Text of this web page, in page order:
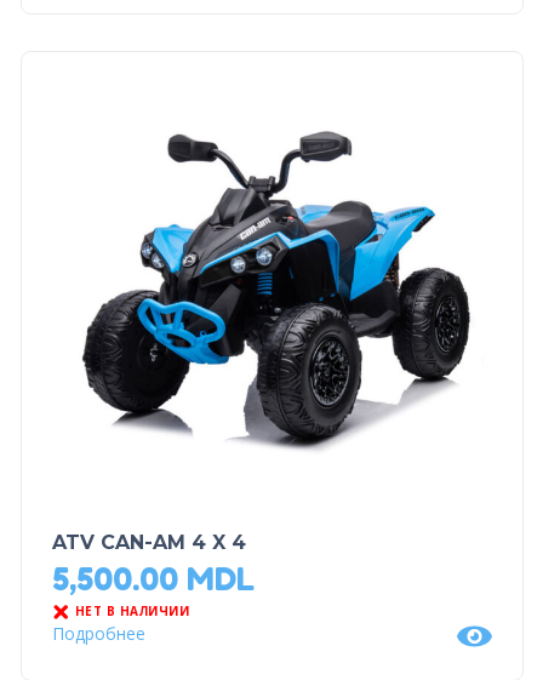
ATV CAN-AM 4 X 4
5,500.00 MDL
НЕТ В НАЛИЧИИ
Подробнее